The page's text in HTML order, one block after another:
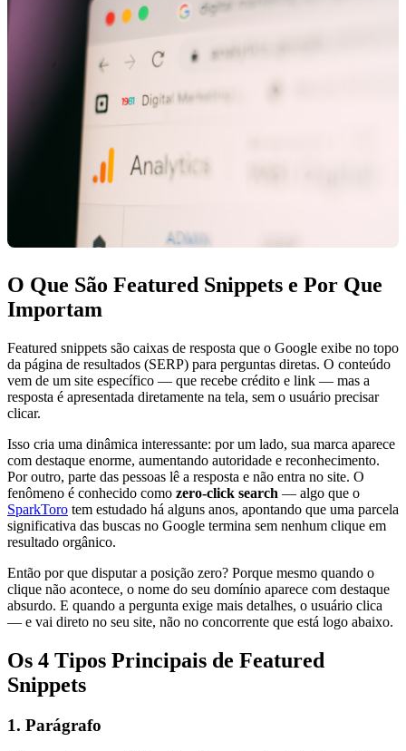
O Que São Featured Snippets e Por Que
Importam
Featured snippets são caixas de resposta que o Google exibe no topo
da página de resultados (SERP) para perguntas diretas. O conteúdo
vem de um site específico — que recebe crédito e link — mas a
resposta é apresentada diretamente na tela, sem o usuário precisar
clicar.
Isso cria uma dinâmica interessante: por um lado, sua marca aparece
com destaque enorme, aumentando autoridade e reconhecimento.
Por outro, parte das pessoas lê a resposta e não entra no site. O
fenômeno é conhecido como zero-click search — algo que o
SparkToro tem estudado há alguns anos, apontando que uma parcela
significativa das buscas no Google termina sem nenhum clique em
resultado orgânico.
Então por que disputar a posição zero? Porque mesmo quando o
clique não acontece, o nome do seu domínio aparece com destaque
absurdo. E quando a pergunta exige mais detalhes, o usuário clica
— e vai direto no seu site, não no concorrente que está logo abaixo.
Os 4 Tipos Principais de Featured
Snippets
1. Parágrafo